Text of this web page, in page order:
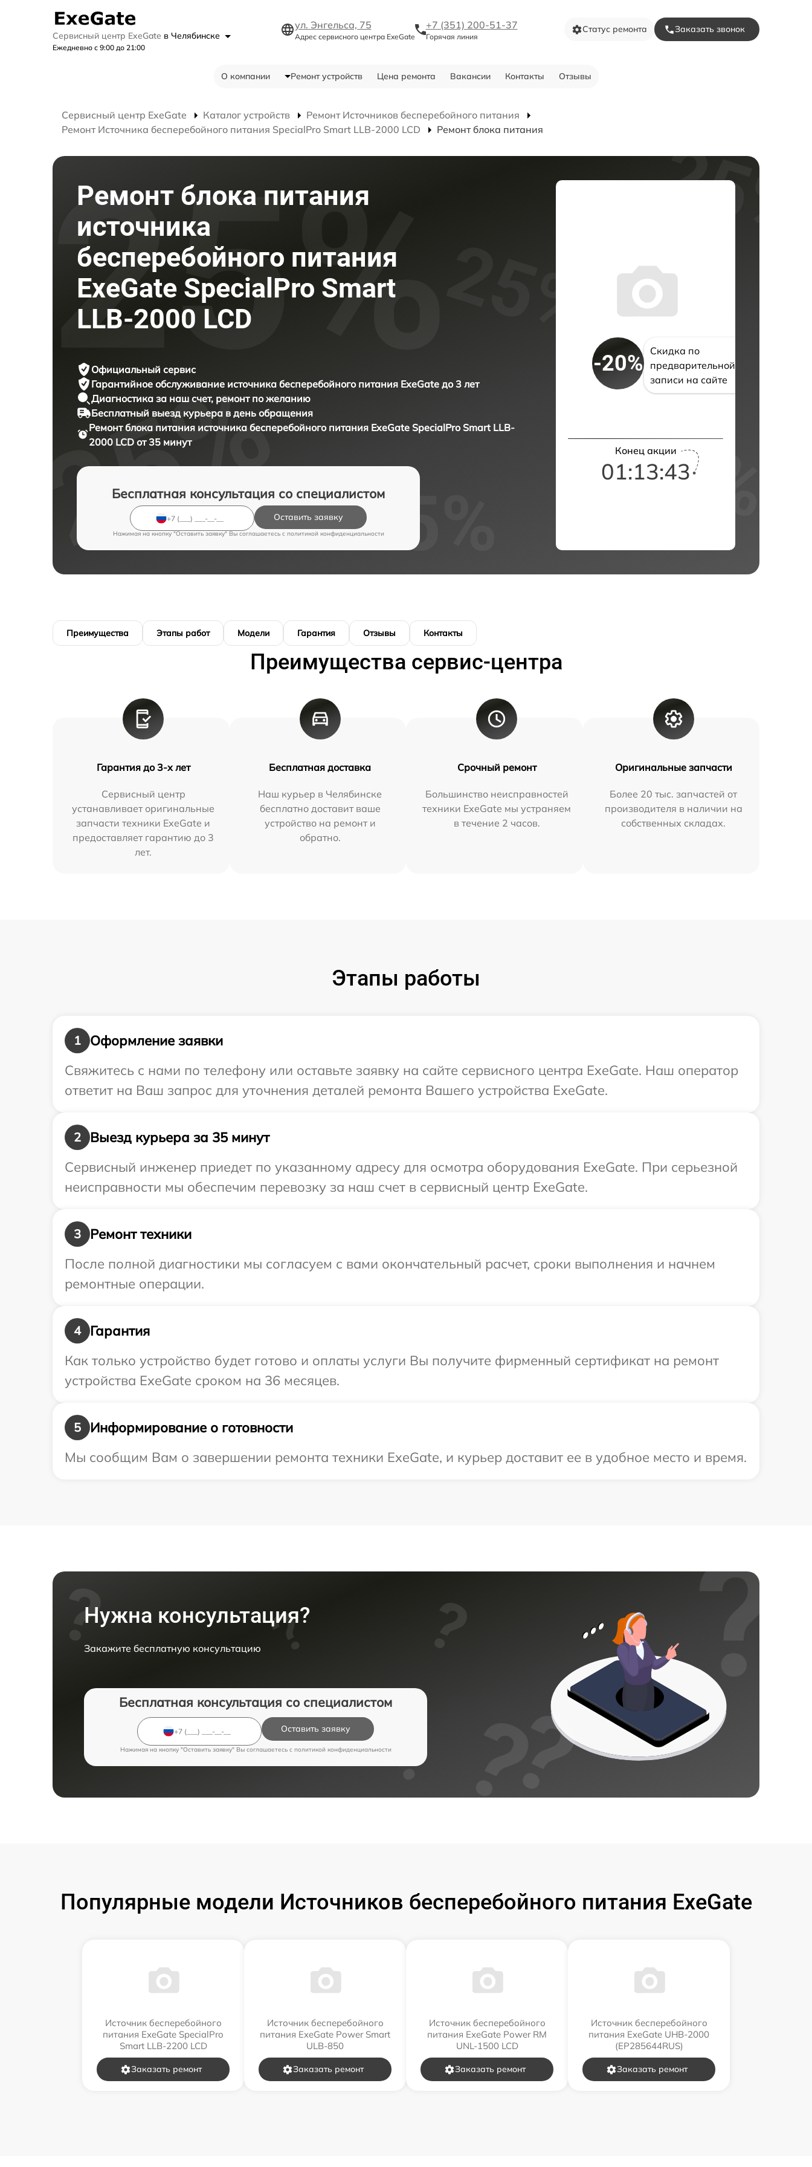
Сервисный центр ExeGate в Челябинске
Ежедневно с 9:00 до 21:00
ул. Энгельса, 75
Адрес сервисного центра ExeGate
+7 (351) 200-51-37
Горячая линия
Статус ремонта Заказать звонок
О компании Ремонт устройств Цена ремонта Вакансии Контакты Отзывы
Сервисный центр ExeGate Каталог устройств
Ремонт Источников бесперебойного питания
Ремонт Источника бесперебойного питания SpecialPro Smart LLB-2000 LCD
Ремонт блока питания
Ремонт блока питания
источника
бесперебойного питания
ExeGate SpecialPro Smart
LLB-2000 LCD
Официальный сервис
Гарантийное обслуживание источника бесперебойного питания ExeGate до 3 лет
Диагностика за наш счет, ремонт по желанию
Бесплатный выезд курьера в день обращения
Ремонт блока питания источника бесперебойного питания ExeGate SpecialPro Smart LLB-
2000 LCD от 35 минут
Бесплатная консультация со специалистом
Оставить заявку
Нажимая на кнопку "Оставить заявку" Вы соглашаетесь c политикой конфиденциальности
-20%
Скидка по
предварительной
записи на сайте
Конец акции
01:13:42
Преимущества Этапы работ Модели Гарантия Отзывы Контакты
Преимущества сервис-центра
Гарантия до 3-х лет
Сервисный центр
устанавливает оригинальные
запчасти техники ExeGate и
предоставляет гарантию до 3
лет.
Бесплатная доставка
Наш курьер в Челябинске
бесплатно доставит ваше
устройство на ремонт и
обратно.
Срочный ремонт
Большинство неисправностей
техники ExeGate мы устраняем
в течение 2 часов.
Оригинальные запчасти
Более 20 тыс. запчастей от
производителя в наличии на
собственных складах.
Этапы работы
1
Оформление заявки
Свяжитесь с нами по телефону или оставьте заявку на сайте сервисного центра ExeGate. Наш оператор
ответит на Ваш запрос для уточнения деталей ремонта Вашего устройства ExeGate.
2
Выезд курьера за 35 минут
Сервисный инженер приедет по указанному адресу для осмотра оборудования ExeGate. При серьезной
неисправности мы обеспечим перевозку за наш счет в сервисный центр ExeGate.
3
Ремонт техники
После полной диагностики мы согласуем с вами окончательный расчет, сроки выполнения и начнем
ремонтные операции.
4
Гарантия
Как только устройство будет готово и оплаты услуги Вы получите фирменный сертификат на ремонт
устройства ExeGate сроком на 36 месяцев.
5
Информирование о готовности
Мы сообщим Вам о завершении ремонта техники ExeGate, и курьер доставит ее в удобное место и время.
Нужна консультация?
Закажите бесплатную консультацию
Бесплатная консультация со специалистом
Оставить заявку
Нажимая на кнопку "Оставить заявку" Вы соглашаетесь c политикой конфиденциальности
Популярные модели Источников бесперебойного питания ExeGate
Источник бесперебойного
питания ExeGate SpecialPro
Smart LLB-2200 LCD
Заказать ремонт
Источник бесперебойного
питания ExeGate Power Smart
ULB-850
Заказать ремонт
Источник бесперебойного
питания ExeGate Power RM
UNL-1500 LCD
Заказать ремонт
Источник бесперебойного
питания ExeGate UHB-2000
(EP285644RUS)
Заказать ремонт